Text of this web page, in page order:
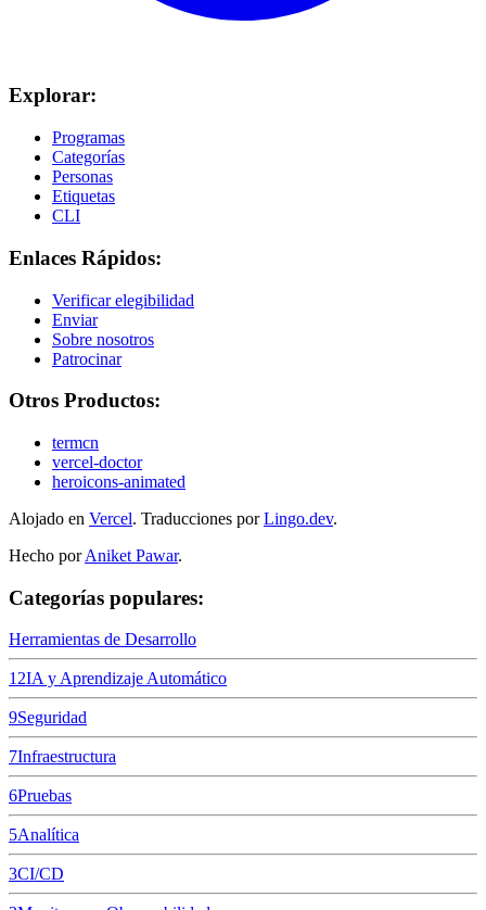
Explorar:
Programas
Categorías
Personas
Etiquetas
CLI
Enlaces Rápidos:
Verificar elegibilidad
Enviar
Sobre nosotros
Patrocinar
Otros Productos:
termcn
vercel-doctor
heroicons-animated
Alojado en Vercel. Traducciones por Lingo.dev.
Hecho por Aniket Pawar.
Categorías populares:
Herramientas de Desarrollo
12IA y Aprendizaje Automático
9Seguridad
7Infraestructura
6Pruebas
5Analítica
3CI/CD